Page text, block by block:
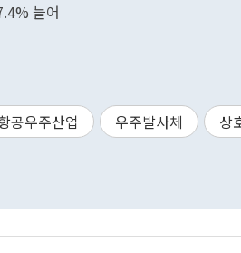
늘어
공우주산업 우주발사체
상